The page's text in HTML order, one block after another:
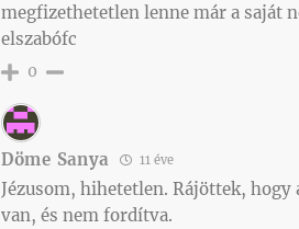
megfizethetetlen lenne már a saját
elszabófc
0
Döme Sanya 11 éve
Jézusom, hihetetlen. Rájöttek, hogy
van, és nem fordítva.